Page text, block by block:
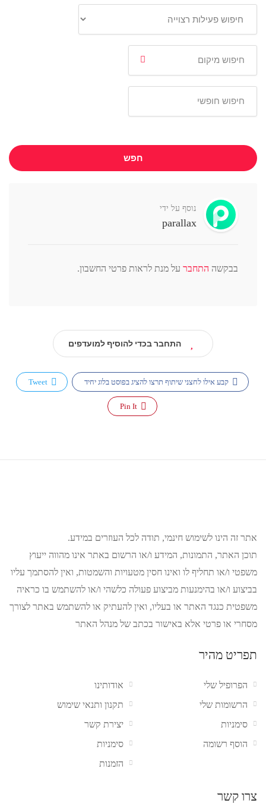
חפש
נוסף על ידי
parallax
בבקשה התחבר על מנת לראות פרטי החשבון.
התחבר בכדי להוסיף למועדפים
קבע אילו לחצני שיתוף תרצו להציג בפוסט בלוג יחיד Tweet
Pin It
אתר זה הינו לשימוש חינמי, תודה לכל העוזרים במידע.
תוכן האתר, התמונות, המידע ו/או הרשום באתר אינו מהווה ייעוץ
משפטי ו/או תחליף לו ואינו חסין מטעויות והשמטות, ואין להסתמך עליו
בביצוע ו/או בהימנעות מביצוע פעולה כלשהי ו/או להשתמש בו כראיה
משפטית כנגד האתר או בעליו, ואין להעתיק או להשתמש באתר לצורך
מסחרי או פרטי אלא באישור בכתב של מנהל האתר
תפריט מהיר
אודותינו
תקנון ותנאי שימוש
יצירת קשר
סימניות
הזמנות
הפרופיל שלי
הרשומות שלי
סימניות
הוסף רשומה
צרו קשר